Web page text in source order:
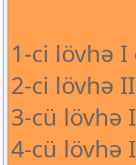
1-ci lövhə I
2-ci lövhə
3-cü lövhə
4-cü lövhə